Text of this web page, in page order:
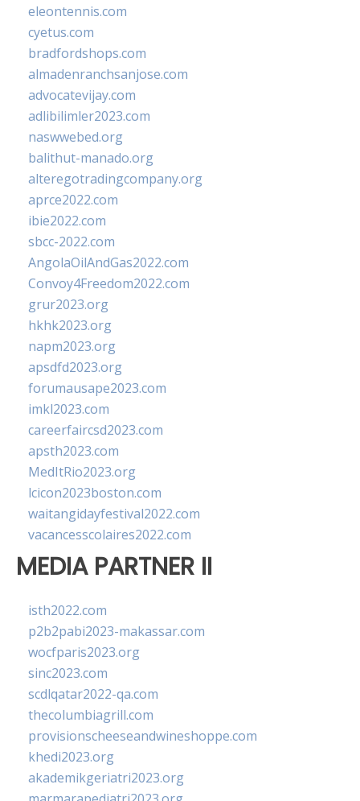
eleontennis.com
cyetus.com
bradfordshops.com
almadenranchsanjose.com
advocatevijay.com
adlibilimler2023.com
naswwebed.org
balithut-manado.org
alteregotradingcompany.org
aprce2022.com
ibie2022.com
sbcc-2022.com
AngolaOilAndGas2022.com
Convoy4Freedom2022.com
grur2023.org
hkhk2023.org
napm2023.org
apsdfd2023.org
forumausape2023.com
imkl2023.com
careerfaircsd2023.com
apsth2023.com
MedItRio2023.org
lcicon2023boston.com
waitangidayfestival2022.com
vacancesscolaires2022.com
MEDIA PARTNER II
isth2022.com
p2b2pabi2023-makassar.com
wocfparis2023.org
sinc2023.com
scdlqatar2022-qa.com
thecolumbiagrill.com
provisionscheeseandwineshoppe.com
khedi2023.org
akademikgeriatri2023.org